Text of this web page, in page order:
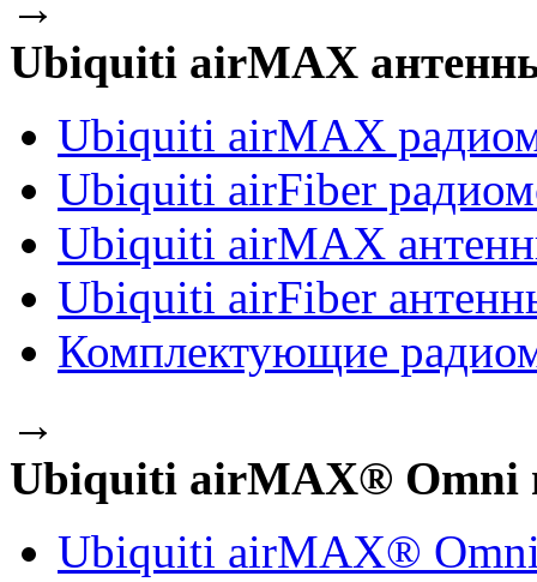
Ubiquiti airMAX
Ubiquiti airMAX
Ubiquiti airFiber
Ubiquiti airMAX
Ubiquiti airFiber
Комплектующие
→
Ubiquiti airMAX® Omni
Ubiquiti airMAX® Omni